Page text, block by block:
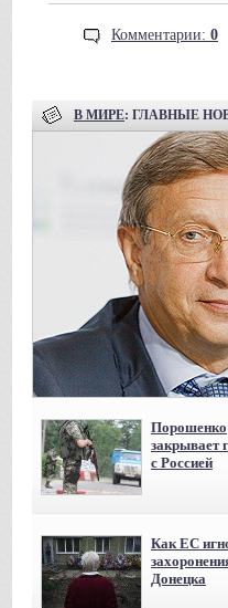
Комментарии: 0
В МИРЕ: ГЛАВНЫЕ
Порошенко
закрывает
с Россией
Как ЕС
Донецка